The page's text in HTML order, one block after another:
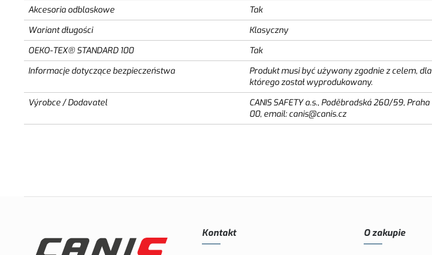
Akcesoria odblaskowe
Tak
Wariant długości
Klasyczny
OEKO-TEX® STANDARD 100
Tak
Informacje dotyczące bezpieczeństwa
Produkt musi być używany zgodnie z celem, dla
którego został wyprodukowany.
Výrobce / Dodavatel
CANIS SAFETY a.s., Poděbradská 260/59, Praha
00, email: canis@canis.cz
Kontakt O zakupie